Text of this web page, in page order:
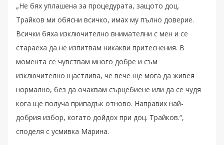
„Не бях уплашена за процедурата, защото доц.
Трайков ми обясни всичко, имах му пълно доверие.
Всички бяха изключително внимателни с мен и се
стараеха да не изпитвам никакви притеснения. В
момента се чувствам много добре и съм
изключително щастлива, че вече ще мога да живея
нормално, без да очаквам сърцебиене или да се чудя
кога ще получа припадък отново. Направих най-
добрия избор, когато дойдох при доц. Трайков.“,
споделя с усмивка Марина.